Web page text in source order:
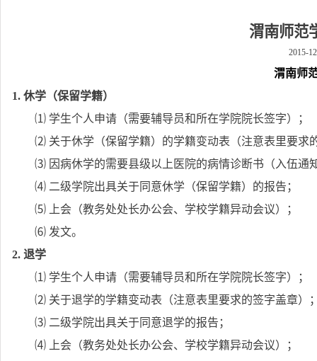
渭南师范
2015-
渭南师
1. 休学（保留学籍）
⑴ 学生个人申请（需要辅导员和所在学院院长签字）；
⑵ 关于休学（保留学籍）的学籍变动表（注意表里要求
⑶ 因病休学的需要县级以上医院的病情诊断书（入伍通
⑷ 二级学院出具关于同意休学（保留学籍）的报告；
⑸ 上会（教务处处长办公会、学校学籍异动会议）；
⑹ 发文。
2. 退学
⑴ 学生个人申请（需要辅导员和所在学院院长签字）；
⑵ 关于退学的学籍变动表（注意表里要求的签字盖章）
⑶ 二级学院出具关于同意退学的报告；
⑷ 上会（教务处处长办公会、学校学籍异动会议）；